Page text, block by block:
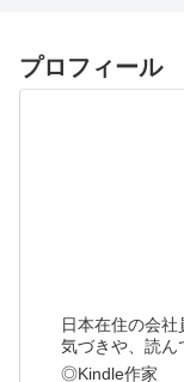
プロフィール
日本在住の会
気づきや、読ん
◎Kindle作家